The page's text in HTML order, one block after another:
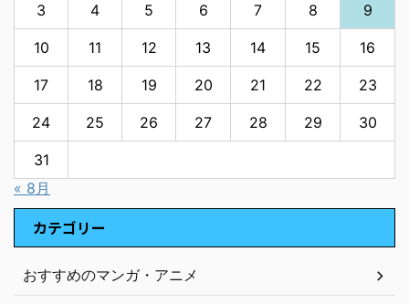
3 4 5 6 7 8 9
10 11 12 13 14 15 16
17 18 19 20 21 22 23
24 25 26 27 28 29 30
31
« 8月
カテゴリー
おすすめのマンガ・アニメ